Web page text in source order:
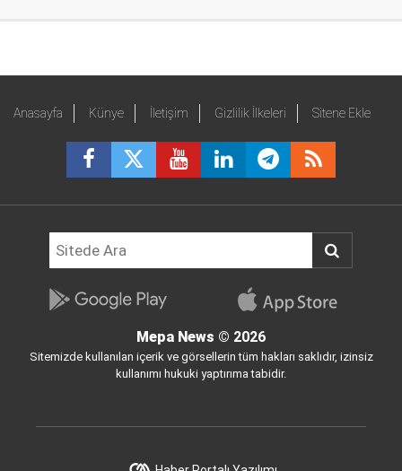
Anasayfa Künye İletişim Gizlilik İlkeleri Sitene Ekle
Mepa News © 2026
Sitemizde kullanılan içerik ve görsellerin tüm hakları saklıdır, izinsiz
kullanımı hukuki yaptırıma tabidir.